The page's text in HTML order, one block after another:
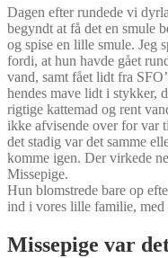
Dagen efter rundede vi
begyndt at få det en smule
og spise en lille smule. Jeg
fordi, at hun havde gået
vand, samt fået lidt fra
hendes mave lidt i stykker,
rigtige kattemad og rent
ikke afvisende over for var
det stadig var det samme
komme igen. Der virkede
Missepige.
Hun blomstrede bare op
ind i vores lille familie,
Missepige var